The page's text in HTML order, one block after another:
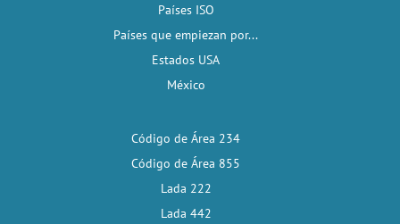
Países ISO
Países que empiezan por...
Estados USA
México
Código de Área 234
Código de Área 855
Lada 222
Lada 442